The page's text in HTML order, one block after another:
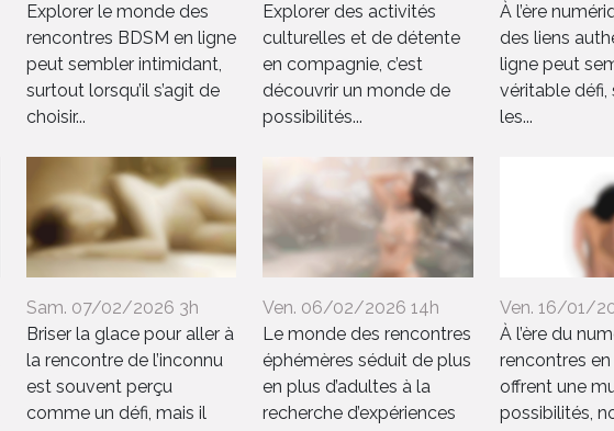
Explorer le monde des
rencontres BDSM en ligne
peut sembler intimidant,
surtout lorsqu’il s’agit de
choisir...
Explorer des activités
culturelles et de détente
en compagnie, c’est
découvrir un monde de
possibilités...
À l’ère
des liens
ligne peut
véritable défi,
les...
Sam. 07/02/2026 3h
Briser la glace pour aller à
la rencontre de l’inconnu
est souvent perçu
comme un défi, mais il
Ven. 06/02/2026 14h
Le monde des rencontres
éphémères séduit de plus
en plus d’adultes à la
recherche d’expériences
Ven. 16/01/
À l’ère du
rencontres
offrent une
possibilités,